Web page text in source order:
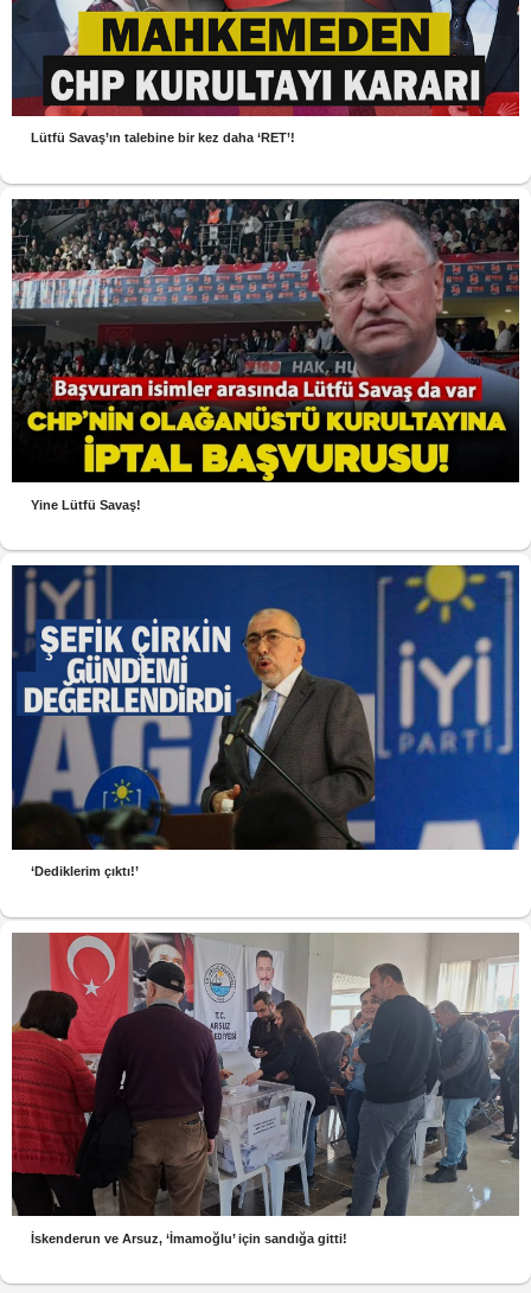
Lütfü Savaş’ın talebine bir kez daha ‘RET’!
Yine Lütfü Savaş!
‘Dediklerim çıktı!’
İskenderun ve Arsuz, ‘İmamoğlu’ için sandığa gitti!